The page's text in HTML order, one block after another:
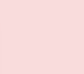
规性、资金隔离、保险和